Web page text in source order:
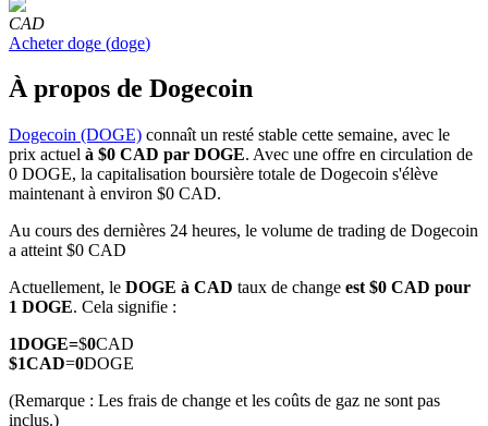
Futures COIN-M
Contrats à terme sur crypto-monnaie
TradFi
Produits dérivés sur actions, forex, métaux précieux et matières
premières
CAD
Acheter doge (doge)
À propos de Dogecoin
Dogecoin (DOGE) connaît un resté stable cette semaine, avec le
prix actuel à $0 CAD par DOGE. Avec une offre en circulation de
0 DOGE, la capitalisation boursière totale de Dogecoin s'élève
maintenant à environ $0 CAD.
Au cours des dernières 24 heures, le volume de trading de Dogecoin
a atteint $0 CAD
Actuellement, le DOGE à CAD taux de change est $0 CAD pour
1 DOGE. Cela signifie :
1DOGE=$0CAD
$1CAD=0DOGE
(Remarque : Les frais de change et les coûts de gaz ne sont pas
inclus.)